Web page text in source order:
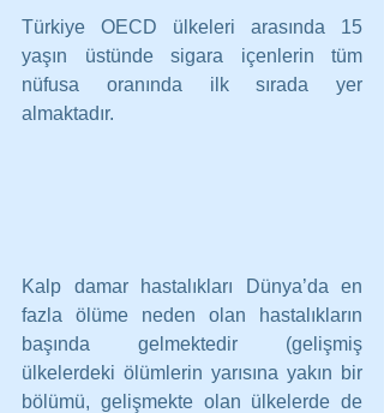
Türkiye OECD ülkeleri arasında 15
yaşın üstünde sigara içenlerin tüm
nüfusa oranında ilk sırada yer
almaktadır.
Kalp damar hastalıkları Dünya’da en
fazla ölüme neden olan hastalıkların
başında gelmektedir (gelişmiş
ülkelerdeki ölümlerin yarısına yakın bir
bölümü, gelişmekte olan ülkelerde de